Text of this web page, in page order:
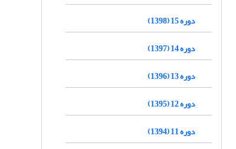
دوره 15 (1398)
دوره 14 (1397)
دوره 13 (1396)
دوره 12 (1395)
دوره 11 (1394)